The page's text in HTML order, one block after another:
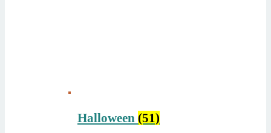
Halloween (51)